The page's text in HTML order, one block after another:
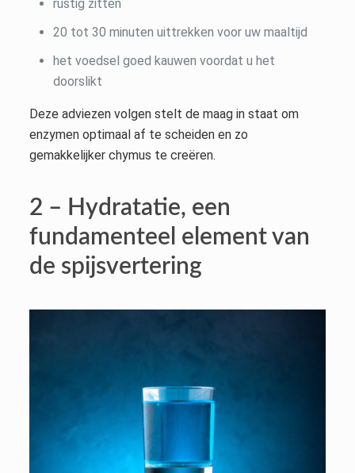
rustig zitten
20 tot 30 minuten uittrekken voor uw maaltijd
het voedsel goed kauwen voordat u het
doorslikt
Deze adviezen volgen stelt de maag in staat om
enzymen optimaal af te scheiden en zo
gemakkelijker chymus te creëren.
2 – Hydratatie, een
fundamenteel element van
de spijsvertering